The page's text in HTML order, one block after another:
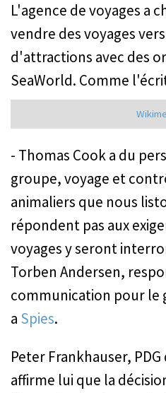
L'agence de voyages a
vendre des voyages
d'attractions avec des
SeaWorld. Comme
- Thomas Cook a du
groupe, voyage et
animaliers que nous
répondent pas aux
voyages y seront
Torben Andersen,
communication pour le
a Spies.
Peter Frankhauser,
affirme lui que la